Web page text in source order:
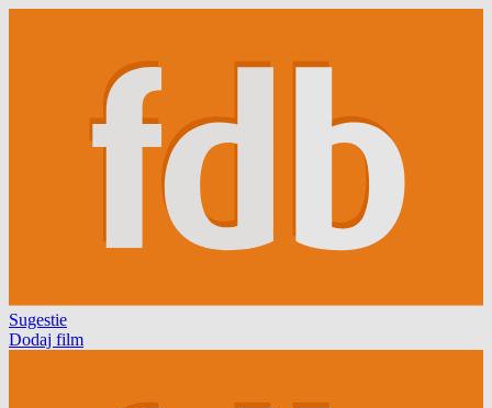
Sugestie
Dodaj film